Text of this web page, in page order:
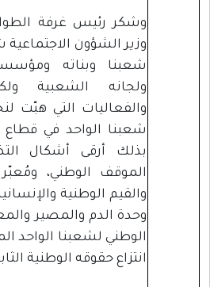
وشكر رئيس غرفة
وزير الشؤون
شعبنا وبناته
ولجانه الشعبية
والفعاليات التي هبّت
شعبنا الواحد في
بذلك أرقى أشكال
الموقف الوطني،
والقيم الوطنية
وحدة الدم والمصير
الوطني لشعبنا الواحد
انتزاع حقوقه الوطنية